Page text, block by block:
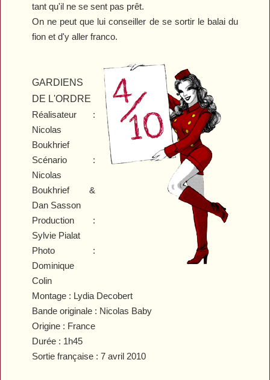
tant qu'il ne se sent pas prêt.
On ne peut que lui conseiller de se sortir le balai du
fion et d'y aller franco.
GARDIENS
DE L'ORDRE
Réalisateur :
Nicolas
Boukhrief
Scénario :
Nicolas
Boukhrief &
Dan Sasson
Production :
Sylvie Pialat
Photo :
Dominique
Colin
Montage : Lydia Decobert
Bande originale : Nicolas Baby
Origine : France
Durée : 1h45
Sortie française : 7 avril 2010